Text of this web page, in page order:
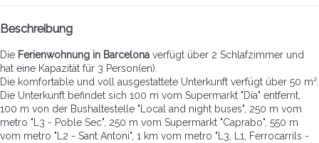
Beschreibung
Die Ferienwohnung in Barcelona verfügt über 2 Schlafzimmer und
hat eine Kapazität für 3 Person(en).
Die komfortable und voll ausgestattete Unterkunft verfügt über 50 m².
Die Unterkunft befindet sich 100 m vom Supermarkt "Día" entfernt,
100 m von der Bushaltestelle "Local and night buses", 250 m vom
metro "L3 - Poble Sec", 250 m vom Supermarkt "Caprabo", 550 m
vom metro "L2 - Sant Antoni", 1 km vom metro "L3, L1, Ferrocarrils -